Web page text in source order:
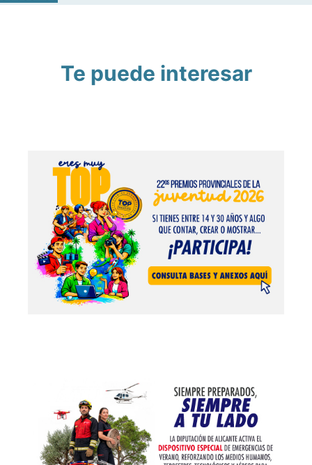
Te puede interesar